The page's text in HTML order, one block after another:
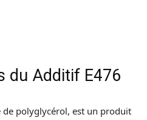
du Additif E476
de polyglycérol, est un produit